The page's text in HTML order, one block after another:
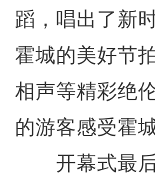
蹈，唱出了新
霍城的美好节
相声等精彩绝
的游客感受霍
开幕式最后